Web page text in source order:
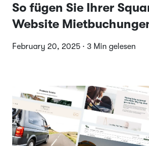
So fügen Sie Ihrer
Website
February 20, 2025 · 3 Min gelesen